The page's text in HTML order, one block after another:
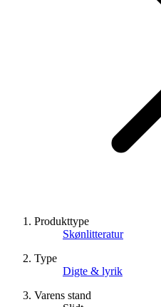
Produkttype
Skønlitteratur
Type
Digte & lyrik
Varens stand